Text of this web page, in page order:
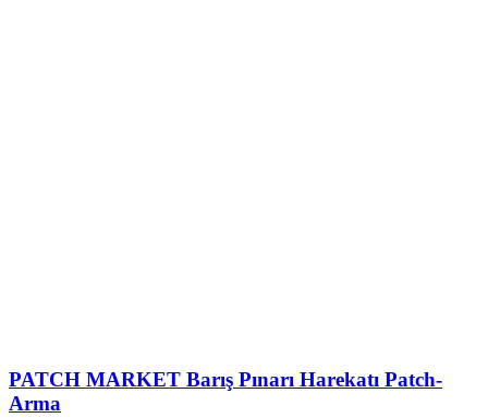
PATCH MARKET Barış Pınarı Harekatı Patch-
Arma